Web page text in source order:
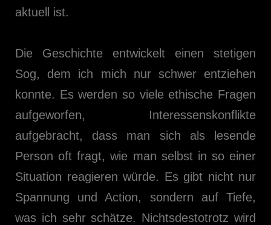
aktuell ist.
Die Geschichte entwickelt einen stetigen
Sog, dem ich mich nur schwer entziehen
konnte. Es werden so viele ethische Fragen
aufgeworfen, Interessenskonflikte
aufgebracht, dass man sich als lesende
Person oft fragt, wie man selbst in so einer
Situation reagieren würde. Es gibt nicht nur
Spannung und Action, sondern auf Tiefe,
was ich sehr schätze. Nichtsdestotrotz wird